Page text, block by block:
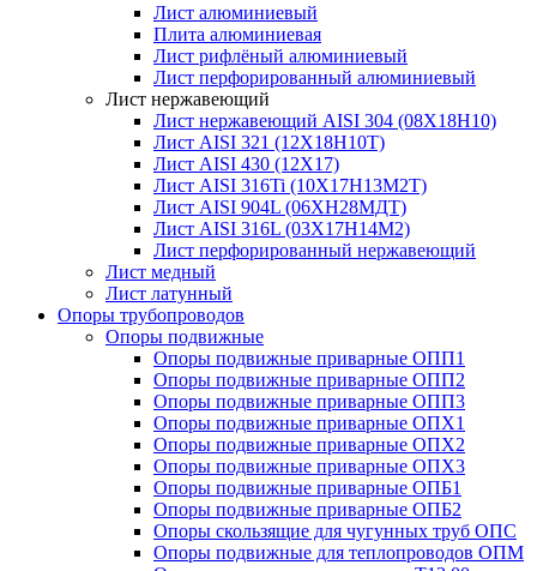
Лист алюминиевый
Плита алюминиевая
Лист рифлёный алюминиевый
Лист перфорированный алюминиевый
Лист нержавеющий
Лист нержавеющий AISI 304 (08Х18Н10)
Лист AISI 321 (12Х18Н10Т)
Лист AISI 430 (12Х17)
Лист AISI 316Ti (10Х17Н13М2Т)
Лист AISI 904L (06ХН28МДТ)
Лист AISI 316L (03Х17Н14М2)
Лист перфорированный нержавеющий
Лист медный
Лист латунный
Опоры трубопроводов
Опоры подвижные
Опоры подвижные приварные ОПП1
Опоры подвижные приварные ОПП2
Опоры подвижные приварные ОПП3
Опоры подвижные приварные ОПХ1
Опоры подвижные приварные ОПХ2
Опоры подвижные приварные ОПХ3
Опоры подвижные приварные ОПБ1
Опоры подвижные приварные ОПБ2
Опоры скользящие для чугунных труб ОПС
Опоры подвижные для теплопроводов ОПМ